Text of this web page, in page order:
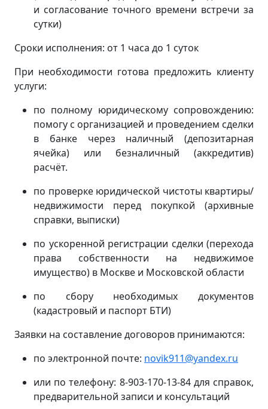
и согласование точного времени встречи за
сутки)
Сроки исполнения: от 1 часа до 1 суток
При необходимости готова предложить клиенту
услуги:
по полному юридическому сопровождению:
помогу с организацией и проведением сделки
в банке через наличный (депозитарная
ячейка) или безналичный (аккредитив)
расчёт.
по проверке юридической чистоты квартиры/
недвижимости перед покупкой (архивные
справки, выписки)
по ускоренной регистрации сделки (перехода
права собственности на недвижимое
имущество) в Москве и Московской области
по сбору необходимых документов
(кадастровый и паспорт БТИ)
Заявки на составление договоров принимаются:
по электронной почте: novik911@yandex.ru
или по телефону: 8-903-170-13-84 для справок,
предварительной записи и консультаций